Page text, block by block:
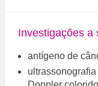
Investigações a
antígeno de